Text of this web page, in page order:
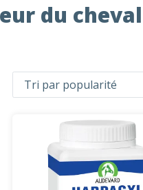
du cheval